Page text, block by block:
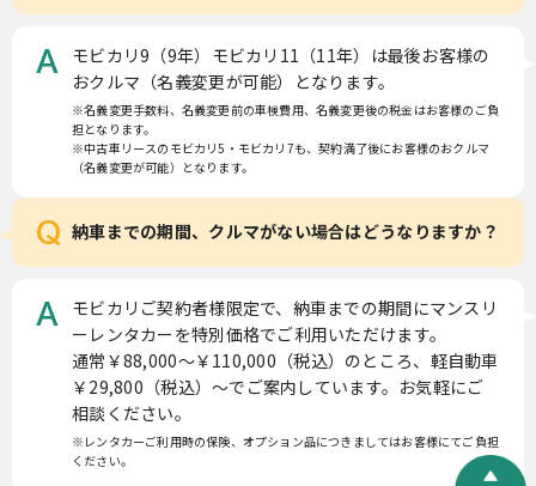
A
モビカリ9（9年）モビカリ11（11年）は最後お客様の
おクルマ（名義変更が可能）となります。
※名義変更手数料、名義変更前の車検費用、名義変更後の税金はお客様のご負
担となります。
※中古車リースのモビカリ5・モビカリ7も、契約満了後にお客様のおクルマ
（名義変更が可能）となります。
Q 納車までの期間、クルマがない場合はどうなりますか？
A
モビカリご契約者様限定で、納車までの期間にマンスリ
ーレンタカーを特別価格でご利用いただけます。
通常￥88,000〜￥110,000（税込）のところ、軽自動車
￥29,800（税込）〜でご案内しています。お気軽にご
相談ください。
※レンタカーご利用時の保険、オプション品につきましてはお客様にてご負担
ください。